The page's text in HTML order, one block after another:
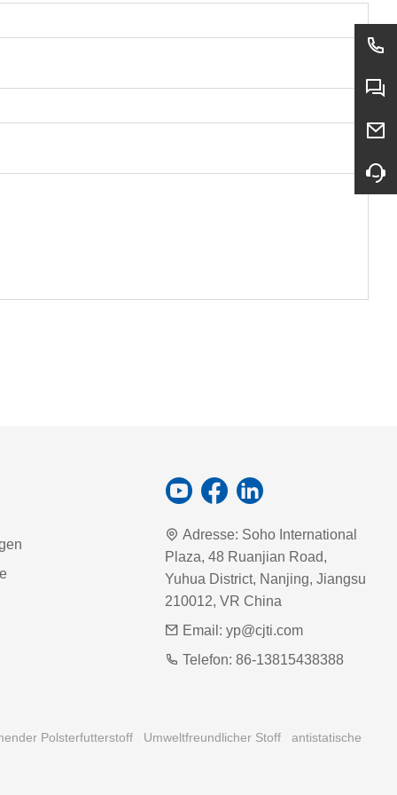
Adresse: Soho International
Plaza, 48 Ruanjian Road,
Yuhua District, Nanjing, Jiangsu
210012, VR China
Email: yp@cjti.com
Telefon: 86-13815438388
Polsterfutterstoff Umweltfreundlicher Stoff antistatische